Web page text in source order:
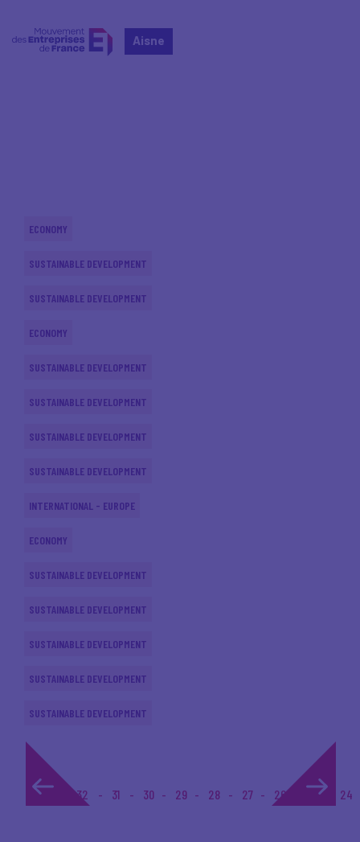
Aisne
ECONOMY
SUSTAINABLE DEVELOPMENT
SUSTAINABLE DEVELOPMENT
ECONOMY
SUSTAINABLE DEVELOPMENT
SUSTAINABLE DEVELOPMENT
SUSTAINABLE DEVELOPMENT
SUSTAINABLE DEVELOPMENT
INTERNATIONAL - EUROPE
ECONOMY
SUSTAINABLE DEVELOPMENT
SUSTAINABLE DEVELOPMENT
SUSTAINABLE DEVELOPMENT
SUSTAINABLE DEVELOPMENT
SUSTAINABLE DEVELOPMENT
1... 32 31 30 29 28 27 26 25 24